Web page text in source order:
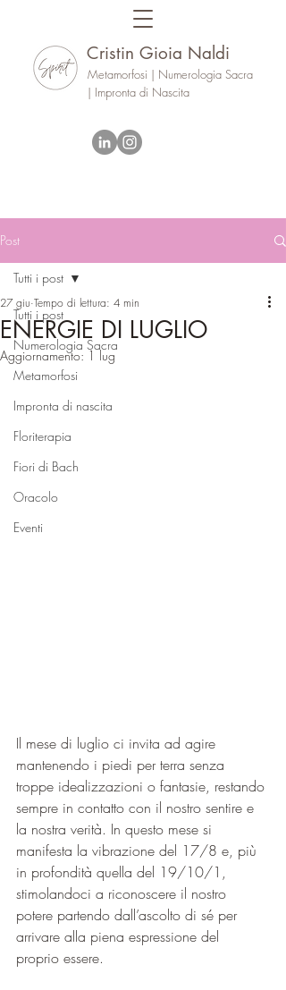
Cristin Gioia Naldi
Metamorfosi | Numerologia Sacra
| Impronta di Nascita
Post
Tutti i post
Numerologia Sacra
Metamorfosi
Impronta di nascita
Floriterapia
Fiori di Bach
Oracolo
Eventi
Tutti i post
ENERGIE DI LUGLIO
27 giu Tempo di lettura: 4 min
Aggiornamento: 1 lug
Il mese di luglio ci invita ad agire
mantenendo i piedi per terra senza
troppe idealizzazioni o fantasie, restando
sempre in contatto con il nostro sentire e
la nostra verità. In questo mese si
manifesta la vibrazione del 17/8 e, più
in profondità quella del 19/10/1,
stimolandoci a riconoscere il nostro
potere partendo dall’ascolto di sé per
arrivare alla piena espressione del
proprio essere.